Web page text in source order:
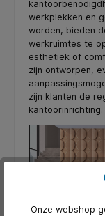
werkplekken en
worden, bieden
werkruimtes te
esthetiek of
zijn ontworpen,
zijn klanten de
kantoorinrichting.
Onze webshop